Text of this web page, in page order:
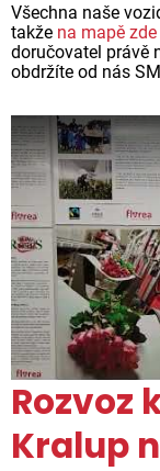
Všechna naše
takže na mapě zde
doručovatel právě
obdržíte od nás
Rozvoz
Kralup